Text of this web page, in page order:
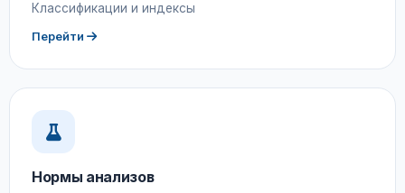
Классификации и индексы
Перейти
Нормы анализов